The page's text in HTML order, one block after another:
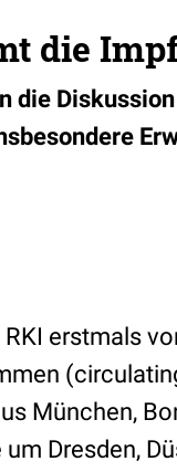
die
die
RKI erstmals
München,
Dresden,